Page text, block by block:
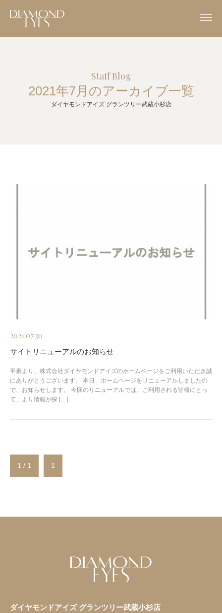
Staff Blog
2021年7月のアーカイブ一覧
ダイヤモンドアイズ グランツリー武蔵小杉店
2021.07.30
サイトリニューアルのお知らせ
平素より、株式会社ダイヤモンドアイズのホームページをご利用いただき誠
にありがとうございます。 本日、ホームページをリニューアルしましたの
で、お知らせします。 今回のリニューアルでは、ご利用される皆様にとっ
て、より情報が探 […]
1 / 1 1
ダイヤモンドアイズ グランツリー武蔵小杉店